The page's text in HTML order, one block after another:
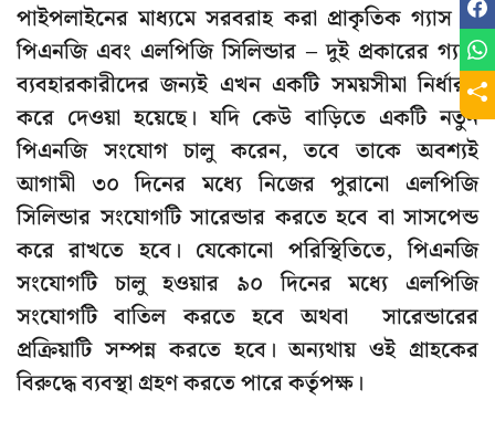
পাইপলাইনের মাধ্যমে সরবরাহ করা প্রাকৃতিক গ্যাস বা
পিএনজি এবং এলপিজি সিলিন্ডার – দুই প্রকারের গ্যাস
ব্যবহারকারীদের জন্যই এখন একটি সময়সীমা নির্ধারণ
করে দেওয়া হয়েছে। যদি কেউ বাড়িতে একটি নতুন
পিএনজি সংযোগ চালু করেন, তবে তাকে অবশ্যই
আগামী ৩০ দিনের মধ্যে নিজের পুরানো এলপিজি
সিলিন্ডার সংযোগটি সারেন্ডার করতে হবে বা সাসপেন্ড
করে রাখতে হবে। যেকোনো পরিস্থিতিতে, পিএনজি
সংযোগটি চালু হওয়ার ৯০ দিনের মধ্যে এলপিজি
সংযোগটি বাতিল করতে হবে অথবা সারেন্ডারের
প্রক্রিয়াটি সম্পন্ন করতে হবে। অন্যথায় ওই গ্রাহকের
বিরুদ্ধে ব্যবস্থা গ্রহণ করতে পারে কর্তৃপক্ষ।